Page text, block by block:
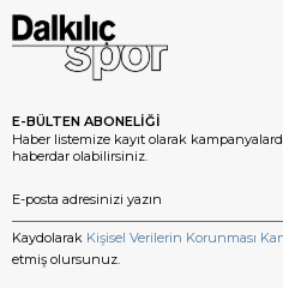
E-BÜLTEN ABONELİĞİ
Haber listemize kayıt olarak
haberdar olabilirsiniz.
Kaydolarak Kişisel Verilerin Korunması
etmiş olursunuz.